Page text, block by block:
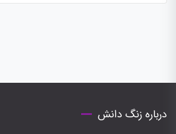
درباره زنگ دانش